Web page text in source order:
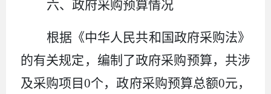
六、政府采购预算情况
根据《中华人民共和国政府采购法》
的有关规定，编制了政府采购预算，共涉
及采购项目0个，政府采购预算总额0元，